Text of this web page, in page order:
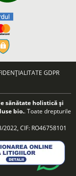
GDPR
sănătate holistică și
bio.. Toate drepturile
2022, CIF: RO46758101